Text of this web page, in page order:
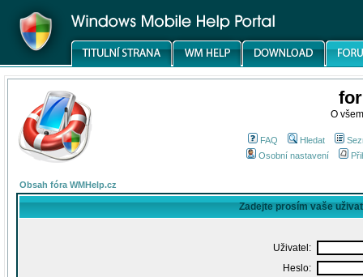
O
FAQ Hledat
Osobní nastavení
Obsah fóra WMHelp.cz
Zadejte prosím vaše
Uživatel:
Heslo: